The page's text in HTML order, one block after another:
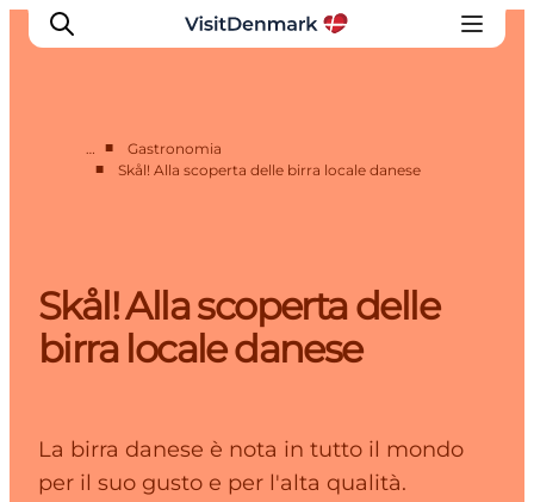
Dove dormire
Pianifica il viaggio
… ■
Gastronomia
■
Skål! Alla scoperta delle birra locale danese
Skål! Alla scoperta delle
birra locale danese
La birra danese è nota in tutto il mondo
per il suo gusto e per l'alta qualità.